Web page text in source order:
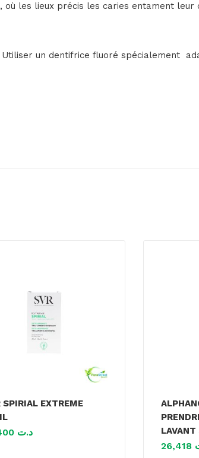
les lieux précis les caries entament leur
un dentifrice fluoré spécialement
SPIRIAL EXTREME
د.ت